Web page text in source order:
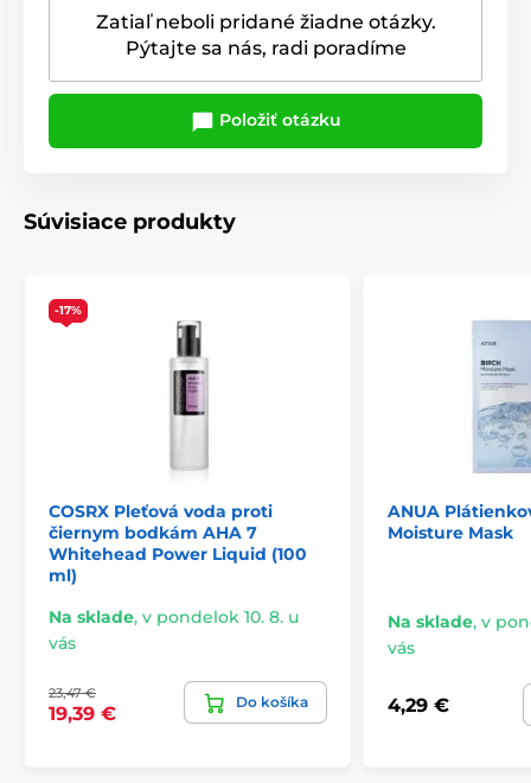
Zatiaľ neboli pridané žiadne otázky.
Pýtajte sa nás, radi poradíme
Položiť otázku
Súvisiace produkty
-17%
COSRX Pleťová voda proti
čiernym bodkám AHA 7
Whitehead Power Liquid (100
ml)
Na sklade, v pondelok 10. 8. u
vás
23,47 €
19,39 €
Do košíka
ANUA
Moisture Mask
Na sklade, v
vás
4,29 €